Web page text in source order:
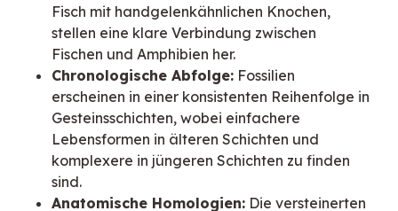
Fisch mit handgelenkähnlichen Knochen,
stellen eine klare Verbindung zwischen
Fischen und Amphibien her.
Chronologische Abfolge: Fossilien
erscheinen in einer konsistenten Reihenfolge in
Gesteinsschichten, wobei einfachere
Lebensformen in älteren Schichten und
komplexere in jüngeren Schichten zu finden
sind.
Anatomische Homologien: Die versteinerten